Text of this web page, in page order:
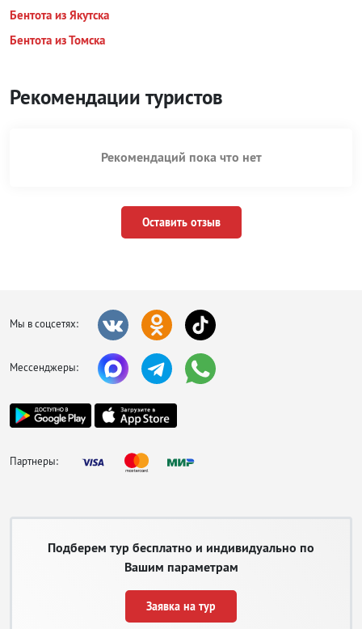
Бентота из Якутска
Бентота из Томска
Рекомендации туристов
Рекомендаций пока что нет
Оставить отзыв
Мы в соцсетях:
Мессенджеры:
Партнеры:
Подберем тур бесплатно и индивидуально по
Вашим параметрам
Заявка на тур